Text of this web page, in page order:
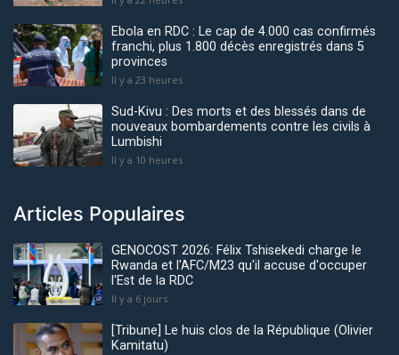
Ebola en RDC : Le cap de 4.000 cas confirmés
franchi, plus 1.800 décès enregistrés dans 5
provinces
Il y a 23 heures
Sud-Kivu : Des morts et des blessés dans de
nouveaux bombardements contre les civils à
Lumbishi
Il y a 10 heures
Articles Populaires
GENOCOST 2026: Félix Tshisekedi charge le
Rwanda et l'AFC/M23 qu'il accuse d'occuper
l'Est de la RDC
Il y a 6 jours
[Tribune] Le huis clos de la République (Olivier
Kamitatu)